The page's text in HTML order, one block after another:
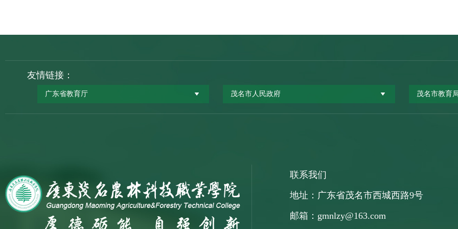
友情链接：
广东省教育厅 茂名市人民政府 茂名市教育
联系我们
地址：广东省茂名市西城西路9号
邮箱：gmnlzy@163.com